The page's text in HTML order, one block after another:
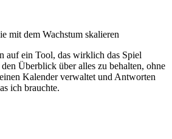
mit dem Wachstum skalieren
auf ein Tool, das wirklich das Spiel
Überblick über alles zu behalten, ohne
Kalender verwaltet und Antworten
ich brauchte.